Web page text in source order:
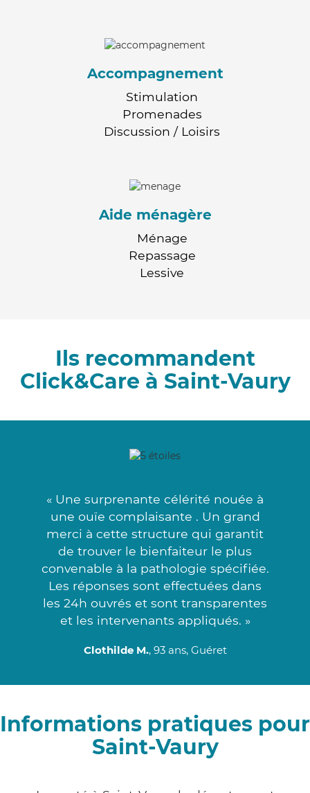
Accompagnement
Stimulation
Promenades
Discussion / Loisirs
Aide ménagère
Ménage
Repassage
Lessive
Ils recommandent
Click&Care à Saint-Vaury
« Une surprenante célérité nouée à
une ouïe complaisante . Un grand
merci à cette structure qui garantit
de trouver le bienfaiteur le plus
convenable à la pathologie spécifiée.
Les réponses sont effectuées dans
les 24h ouvrés et sont transparentes
et les intervenants appliqués. »
Clothilde M., 93 ans, Guéret
Informations pratiques pour
Saint-Vaury